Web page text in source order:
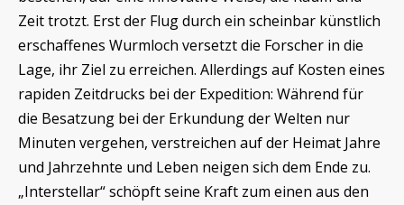
Zeit trotzt. Erst der Flug durch ein scheinbar künstlich
erschaffenes Wurmloch versetzt die Forscher in die
Lage, ihr Ziel zu erreichen. Allerdings auf Kosten eines
rapiden Zeitdrucks bei der Expedition: Während für
die Besatzung bei der Erkundung der Welten nur
Minuten vergehen, verstreichen auf der Heimat Jahre
und Jahrzehnte und Leben neigen sich dem Ende zu.
„Interstellar“ schöpft seine Kraft zum einen aus den